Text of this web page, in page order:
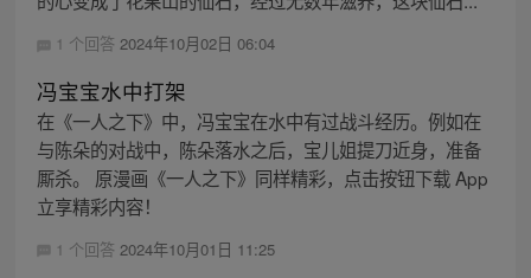
1 个回答 2024年10月02日 06:04
冯宝宝水中打架
在《一人之下》中，冯宝宝在水中有过战斗经历。例如在
与陈朵的对战中，陈朵落水之后，宝儿姐提刀近身，准备
厮杀。 原漫画《一人之下》同样精彩，点击按钮下载 App
立享精彩内容！
1 个回答 2024年10月01日 11:25